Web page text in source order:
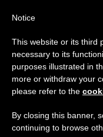
Notice
This website or its third
necessary to its
purposes illustrated in
more or withdraw your
please refer to the
By closing this banner,
continuing to browse